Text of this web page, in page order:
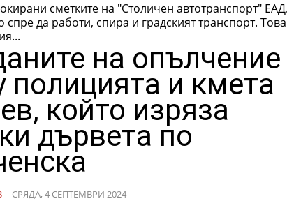
сметките на "Столичен автотранспорт"
спре да работи, спира и градският транспорт.
на опълчение
полицията и кмета
който изряза
дървета по
- СРЯДА, 4 СЕПТЕМВРИ 2024